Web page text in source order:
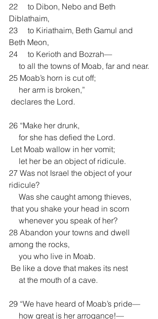
22     to Dibon, Nebo and Beth
Diblathaim,
23     to Kiriathaim, Beth Gamul and
Beth Meon,
24     to Kerioth and Bozrah—
     to all the towns of Moab, far and near.
25 Moab’s horn is cut off;
     her arm is broken,”
declares the Lord.
26 “Make her drunk,
     for she has defied the Lord.
Let Moab wallow in her vomit;
     let her be an object of ridicule.
27 Was not Israel the object of your
ridicule?
     Was she caught among thieves,
that you shake your head in scorn
     whenever you speak of her?
28 Abandon your towns and dwell
among the rocks,
     you who live in Moab.
Be like a dove that makes its nest
     at the mouth of a cave.
29 “We have heard of Moab’s pride—
     how great is her arrogance!—